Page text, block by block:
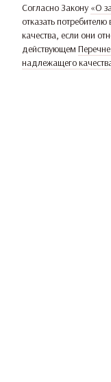
Согласно Закону «О
отказать
качества, если они
действующем
надлежащего